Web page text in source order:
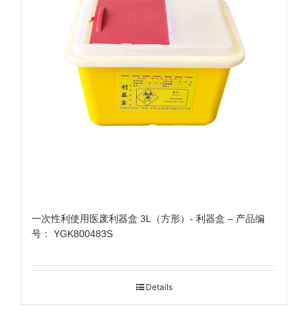
一次性利使用医废利器盒 3L（方形）- 利器盒 – 产品编
号： YGK800483S
Details